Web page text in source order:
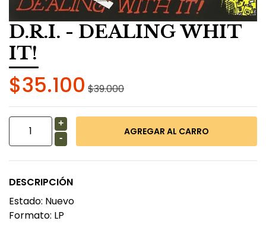
D.R.I. - DEALING WHIT
IT!
$35.100 $39.000
+
-
DESCRIPCIÓN
Estado: Nuevo
Formato: LP